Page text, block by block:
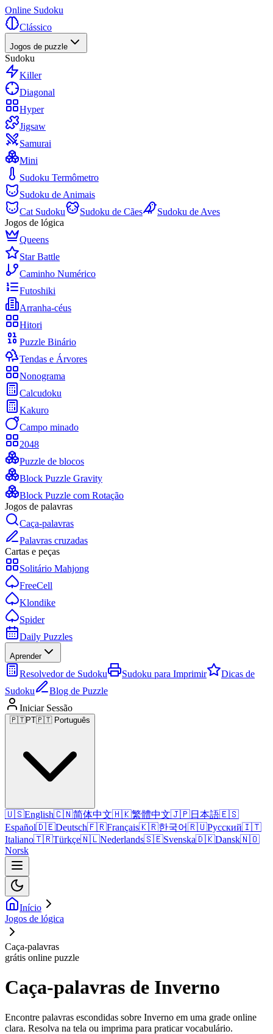
Online Sudoku
Clássico
Jogos de puzzle
Sudoku
Killer
Diagonal
Hyper
Jigsaw
Samurai
Mini
Sudoku Termômetro
Sudoku de Animais
Cat Sudoku
Sudoku de Cães
Sudoku de Aves
Jogos de lógica
Queens
Star Battle
Caminho Numérico
Futoshiki
Arranha-céus
Hitori
Puzzle Binário
Tendas e Árvores
Nonograma
Calcudoku
Kakuro
Campo minado
2048
Puzzle de blocos
Block Puzzle Gravity
Block Puzzle com Rotação
Jogos de palavras
Caça-palavras
Palavras cruzadas
Cartas e peças
Solitário Mahjong
FreeCell
Klondike
Spider
Daily Puzzles
Aprender
Resolvedor de Sudoku Sudoku para Imprimir
Dicas de
Sudoku
Blog de Puzzle
Iniciar Sessão
🇵🇹PT🇵🇹 Português
🇺🇸English🇨🇳简体中文🇭🇰繁體中文🇯🇵日本語🇪🇸
Español🇩🇪Deutsch🇫🇷Français🇰🇷한국어🇷🇺Русский🇮🇹
Italiano🇹🇷Türkçe🇳🇱Nederlands🇸🇪Svenska🇩🇰Dansk🇳🇴
Norsk
Início
Jogos de lógica
Caça-palavras
grátis online puzzle
Caça-palavras de Inverno
Encontre palavras escondidas sobre Inverno em uma grade online
clara. Resolva na tela ou imprima para praticar vocabulário.